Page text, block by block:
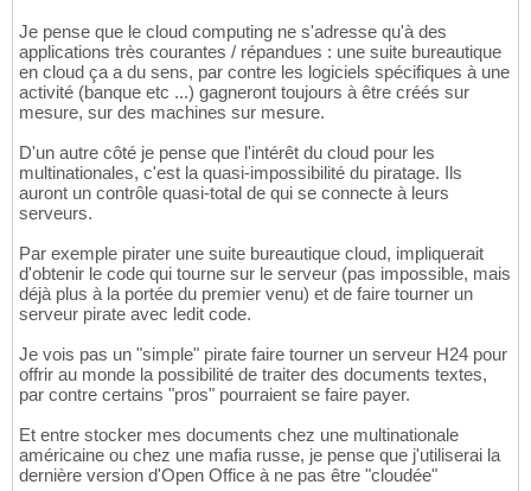
Je pense que le cloud computing ne s'adresse qu'à des
applications très courantes / répandues : une suite bureautique
en cloud ça a du sens, par contre les logiciels spécifiques à une
activité (banque etc ...) gagneront toujours à être créés sur
mesure, sur des machines sur mesure.
D'un autre côté je pense que l'intérêt du cloud pour les
multinationales, c'est la quasi-impossibilité du piratage. Ils
auront un contrôle quasi-total de qui se connecte à leurs
serveurs.
Par exemple pirater une suite bureautique cloud, impliquerait
d'obtenir le code qui tourne sur le serveur (pas impossible, mais
déjà plus à la portée du premier venu) et de faire tourner un
serveur pirate avec ledit code.
Je vois pas un "simple" pirate faire tourner un serveur H24 pour
offrir au monde la possibilité de traiter des documents textes,
par contre certains "pros" pourraient se faire payer.
Et entre stocker mes documents chez une multinationale
américaine ou chez une mafia russe, je pense que j'utiliserai la
dernière version d'Open Office à ne pas être "cloudée"